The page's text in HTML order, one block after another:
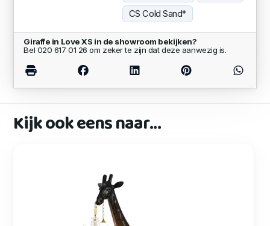
CS Cold Sand*
Giraffe in Love XS in de showroom bekijken?
Bel 020 617 01 26 om zeker te zijn dat deze aanwezig is.
Kijk ook eens naar…